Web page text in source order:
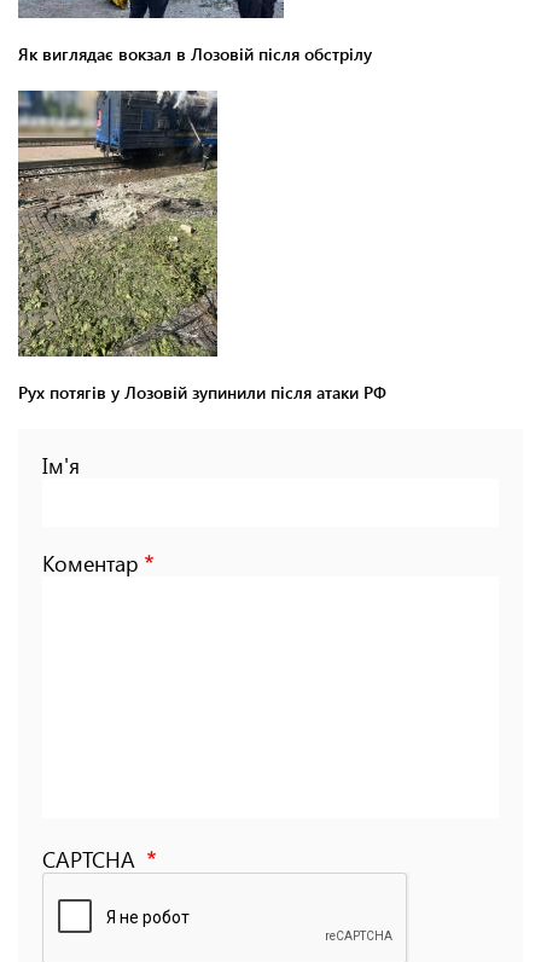
Як виглядає вокзал в Лозовій після обстрілу
Рух потягів у Лозовій зупинили після атаки РФ
Ім'я
Коментар
CAPTCHA